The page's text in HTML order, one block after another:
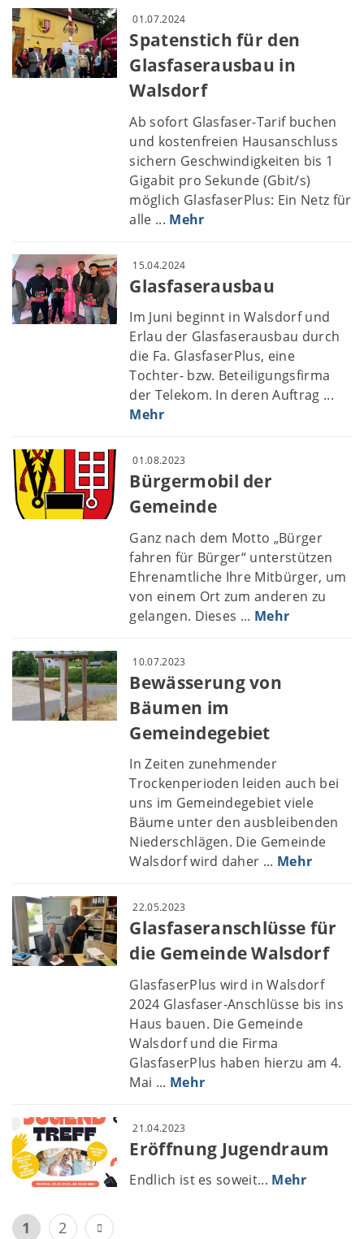
01.07.2024
Spatenstich für den
Glasfaserausbau in
Walsdorf
Ab sofort Glasfaser-Tarif buchen
und kostenfreien Hausanschluss
sichern Geschwindigkeiten bis 1
Gigabit pro Sekunde (Gbit/s)
möglich GlasfaserPlus: Ein Netz für
alle ... Mehr
15.04.2024
Glasfaserausbau
Im Juni beginnt in Walsdorf und
Erlau der Glasfaserausbau durch
die Fa. GlasfaserPlus, eine
Tochter- bzw. Beteiligungsfirma
der Telekom. In deren Auftrag ...
Mehr
01.08.2023
Bürgermobil der
Gemeinde
Ganz nach dem Motto „Bürger
fahren für Bürger“ unterstützen
Ehrenamtliche Ihre Mitbürger, um
von einem Ort zum anderen zu
gelangen. Dieses ... Mehr
10.07.2023
Bewässerung von
Bäumen im
Gemeindegebiet
In Zeiten zunehmender
Trockenperioden leiden auch bei
uns im Gemeindegebiet viele
Bäume unter den ausbleibenden
Niederschlägen. Die Gemeinde
Walsdorf wird daher ... Mehr
22.05.2023
Glasfaseranschlüsse für
die Gemeinde Walsdorf
GlasfaserPlus wird in Walsdorf
2024 Glasfaser-Anschlüsse bis ins
Haus bauen. Die Gemeinde
Walsdorf und die Firma
GlasfaserPlus haben hierzu am 4.
Mai ... Mehr
21.04.2023
Eröffnung Jugendraum
Endlich ist es soweit... Mehr
1 2